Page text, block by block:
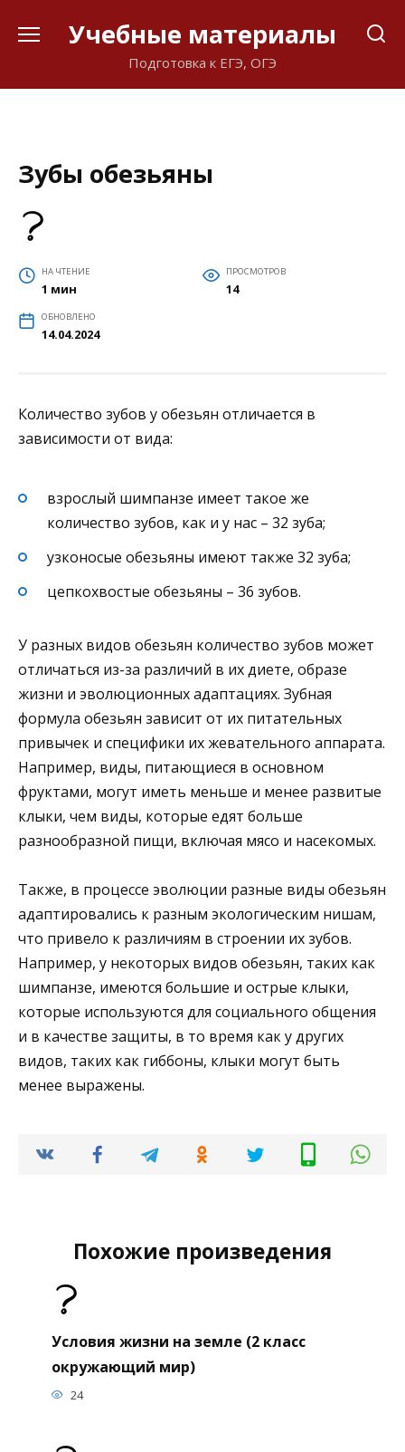
Учебные материалы
Подготовка к ЕГЭ, ОГЭ
Зубы обезьяны
НА ЧТЕНИЕ
1 мин
ПРОСМОТРОВ
14
ОБНОВЛЕНО
14.04.2024
Количество зубов у обезьян отличается в
зависимости от вида:
взрослый шимпанзе имеет такое же
количество зубов, как и у нас – 32 зуба;
узконосые обезьяны имеют также 32 зуба;
цепкохвостые обезьяны – 36 зубов.
У разных видов обезьян количество зубов может
отличаться из-за различий в их диете, образе
жизни и эволюционных адаптациях. Зубная
формула обезьян зависит от их питательных
привычек и специфики их жевательного аппарата.
Например, виды, питающиеся в основном
фруктами, могут иметь меньше и менее развитые
клыки, чем виды, которые едят больше
разнообразной пищи, включая мясо и насекомых.
Также, в процессе эволюции разные виды обезьян
адаптировались к разным экологическим нишам,
что привело к различиям в строении их зубов.
Например, у некоторых видов обезьян, таких как
шимпанзе, имеются большие и острые клыки,
которые используются для социального общения
и в качестве защиты, в то время как у других
видов, таких как гиббоны, клыки могут быть
менее выражены.
Похожие произведения
Условия жизни на земле (2 класс
окружающий мир)
24